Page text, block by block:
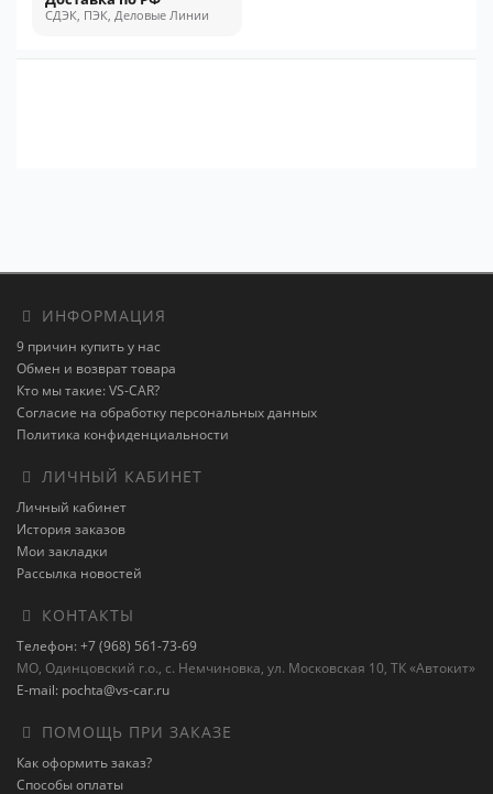
СДЭК, ПЭК, Деловые Линии
ИНФОРМАЦИЯ
9 причин купить у нас
Обмен и возврат товара
Кто мы такие: VS-CAR?
Согласие на обработку персональных данных
Политика конфиденциальности
ЛИЧНЫЙ КАБИНЕТ
Личный кабинет
История заказов
Мои закладки
Рассылка новостей
КОНТАКТЫ
Телефон: +7 (968) 561-73-69
МО, Одинцовский г.о., с. Немчиновка, ул. Московская 10, ТК «Автокит»
E-mail: pochta@vs-car.ru
ПОМОЩЬ ПРИ ЗАКАЗЕ
Как оформить заказ?
Способы оплаты